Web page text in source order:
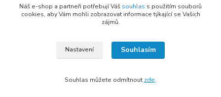
Zákostelí 83
783 44 Náměšť na Hané
Náš e-shop a partneři potřebují Váš souhlas s použitím souborů
cookies, aby Vám mohli zobrazovat informace týkající se Vašich
zájmů.
Nastavení Souhlasím
Souhlas můžete odmítnout zde.